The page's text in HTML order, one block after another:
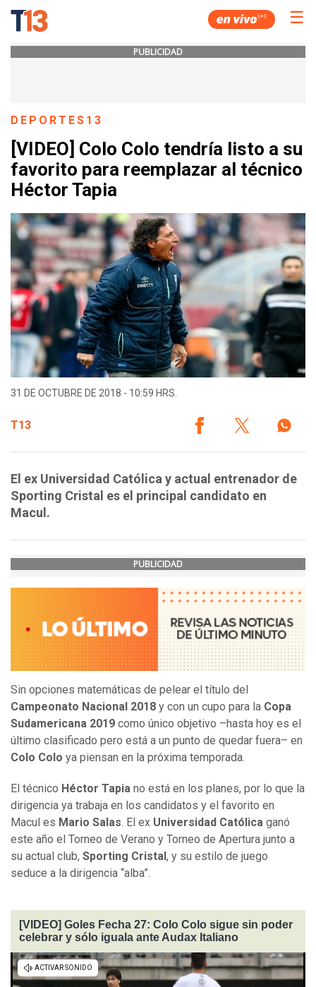
☰
PUBLICIDAD
DEPORTES13
[VIDEO] Colo Colo tendría listo a su
favorito para reemplazar al técnico
Héctor Tapia
31 DE OCTUBRE DE 2018 - 10:59 HRS.
T13
El ex Universidad Católica y actual entrenador de
Sporting Cristal es el principal candidato en
Macul.
PUBLICIDAD
Sin opciones matemáticas de pelear el título del
Campeonato Nacional 2018 y con un cupo para la Copa
Sudamericana 2019 como único objetivo –hasta hoy es el
último clasificado pero está a un punto de quedar fuera– en
Colo Colo ya piensan en la próxima temporada.
El técnico Héctor Tapia no está en los planes, por lo que la
dirigencia ya trabaja en los candidatos y el favorito en
Macul es Mario Salas. El ex Universidad Católica ganó
este año el Torneo de Verano y Torneo de Apertura junto a
su actual club, Sporting Cristal , y su estilo de juego
seduce a la dirigencia “alba”.
[VIDEO] Goles Fecha 27: Colo Colo sigue sin poder
celebrar y sólo iguala ante Audax Italiano